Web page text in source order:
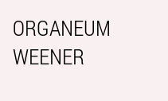
ORGANEUM
WEENER